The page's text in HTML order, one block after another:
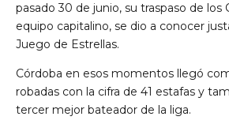
pasado 30 de junio, su traspaso de los
equipo capitalino, se dio a conocer
Juego de Estrellas.
Córdoba en esos momentos llegó
robadas con la cifra de 41 estafas y
tercer mejor bateador de la liga.